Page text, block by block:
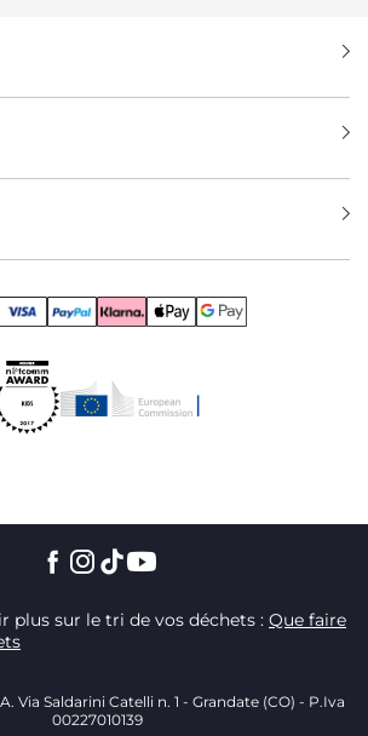
plus sur le tri de vos déchets : Que faire
Via Saldarini Catelli n. 1 - Grandate (CO) - P.Iva
00227010139